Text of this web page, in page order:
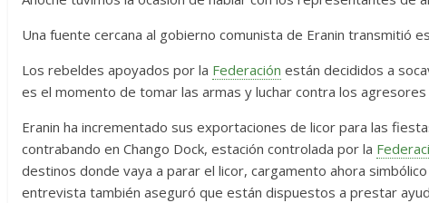
Una fuente cercana al gobierno comunista de Eranin transmitió
Los rebeldes apoyados por la Federación están decididos a
es el momento de tomar las armas y luchar contra los agresores
Eranin ha incrementado sus exportaciones de licor para las
contrabando en Chango Dock, estación controlada por la
destinos donde vaya a parar el licor, cargamento ahora
entrevista también aseguró que están dispuestos a prestar